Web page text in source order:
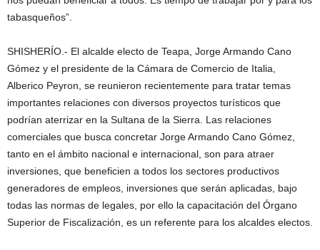
tabasqueños”.
SHISHERÍO.- El alcalde electo de Teapa, Jorge Armando Cano
Gómez y el presidente de la Cámara de Comercio de Italia,
Alberico Peyron, se reunieron recientemente para tratar temas
importantes relaciones con diversos proyectos turísticos que
podrían aterrizar en la Sultana de la Sierra. Las relaciones
comerciales que busca concretar Jorge Armando Cano Gómez,
tanto en el ámbito nacional e internacional, son para atraer
inversiones, que beneficien a todos los sectores productivos
generadores de empleos, inversiones que serán aplicadas, bajo
todas las normas de legales, por ello la capacitación del Órgano
Superior de Fiscalización, es un referente para los alcaldes electos.